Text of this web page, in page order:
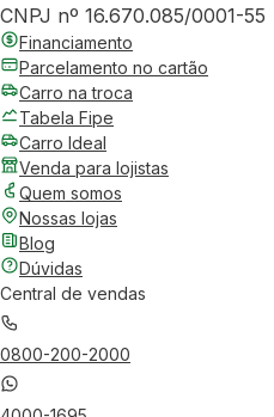
CNPJ nº 16.670.085/0001-55
Financiamento
Parcelamento no cartão
Carro na troca
Tabela Fipe
Carro Ideal
Venda para lojistas
Quem somos
Nossas lojas
Blog
Dúvidas
Central de vendas
0800-200-2000